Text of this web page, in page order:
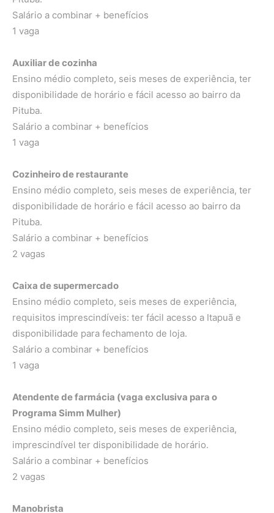
Salário a combinar + benefícios
1 vaga
Auxiliar de cozinha
Ensino médio completo, seis meses de experiência, ter
disponibilidade de horário e fácil acesso ao bairro da
Pituba.
Salário a combinar + benefícios
1 vaga
Cozinheiro de restaurante
Ensino médio completo, seis meses de experiência, ter
disponibilidade de horário e fácil acesso ao bairro da
Pituba.
Salário a combinar + benefícios
2 vagas
Caixa de supermercado
Ensino médio completo, seis meses de experiência,
requisitos imprescindíveis: ter fácil acesso a Itapuã e
disponibilidade para fechamento de loja.
Salário a combinar + benefícios
1 vaga
Atendente de farmácia (vaga exclusiva para o
Programa Simm Mulher)
Ensino médio completo, seis meses de experiência,
imprescindível ter disponibilidade de horário.
Salário a combinar + benefícios
2 vagas
Manobrista